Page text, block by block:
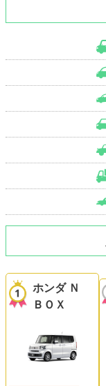
ホンダ Ｎ
ＢＯＸ